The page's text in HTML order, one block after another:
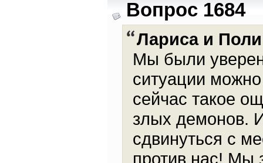
Вопрос 1684
Лариса и
Мы были
ситуации
сейчас такое
злых демонов.
сдвинуться с
против нас! Мы